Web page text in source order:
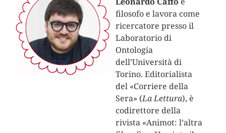
filosofo e lavora come
ricercatore presso il
Laboratorio di
Ontologia
dell’Università di
Torino. Editorialista
del «Corriere della
Sera» (La Lettura), è
codirettore della
rivista «Animot: l’altra